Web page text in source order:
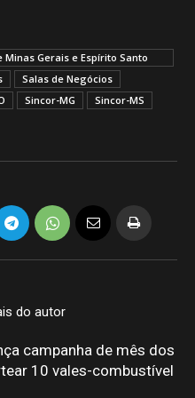
Minas Gerais e Espírito Santo
Salas de Negócios
Sincor-MG
Sincor-MS
do autor
campanha de mês dos
10 vales-combustível